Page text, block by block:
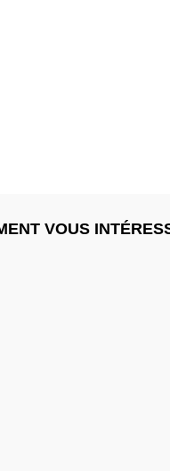
VOUS